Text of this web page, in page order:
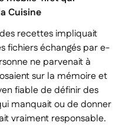
Cuisine
recettes impliquait
fichiers échangés par e-
ne parvenait à
sur la mémoire et
fiable de définir des
manquait ou de donner
vraiment responsable.